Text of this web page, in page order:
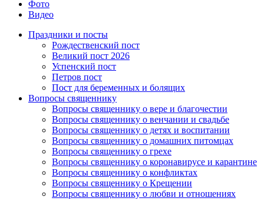
Фото
Видео
Праздники и посты
Рождественский пост
Великий пост 2026
Успенский пост
Петров пост
Пост для беременных и болящих
Вопросы священнику
Вопросы священнику о вере и благочестии
Вопросы священнику о венчании и свадьбе
Вопросы священнику о детях и воспитании
Вопросы священнику о домашних питомцах
Вопросы священнику о грехе
Вопросы священнику о коронавирусе и карантине
Вопросы священнику о конфликтах
Вопросы священнику о Крещении
Вопросы священнику о любви и отношениях